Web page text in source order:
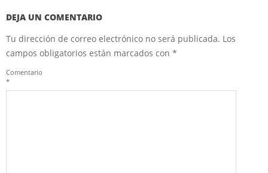
DEJA UN COMENTARIO
Tu dirección de correo electrónico no será publicada. Los
campos obligatorios están marcados con *
Comentario
*